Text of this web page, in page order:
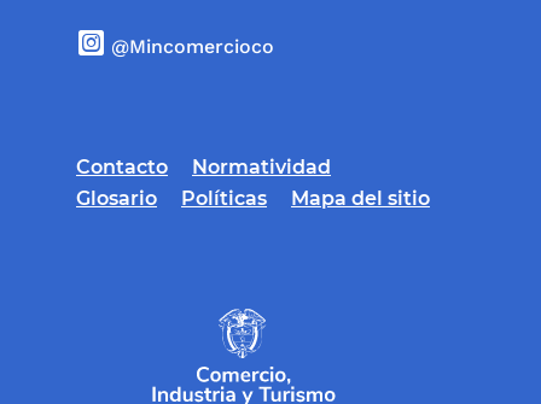
@Mincomercioco
Contacto
Normatividad
Glosario
Políticas Mapa del sitio